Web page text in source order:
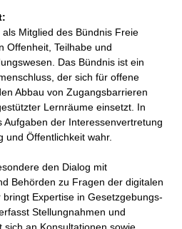
Mitglied des Bündnis Freie
Offenheit, Teilhabe und
Das Bündnis ist ein
der sich für offene
Abbau von Zugangsbarrieren
Lernräume einsetzt. In
der Interessenvertretung
und Öffentlichkeit wahr.
den Dialog mit
Behörden zu Fragen der digitalen
Expertise in Gesetzgebungs-
Stellungnahmen und